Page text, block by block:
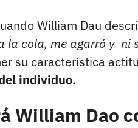
William Dau
la cola, me agarró y ni
su característica
individuo.
William Dao